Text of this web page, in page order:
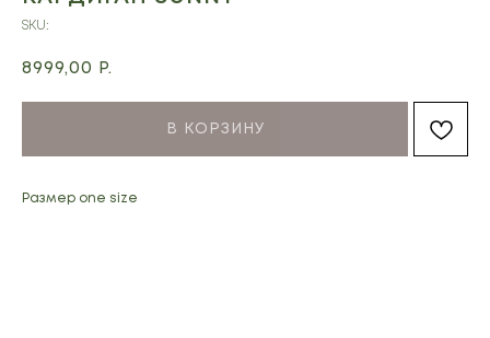
SKU:
8999,00 Р.
В КОРЗИНУ
Размер one size